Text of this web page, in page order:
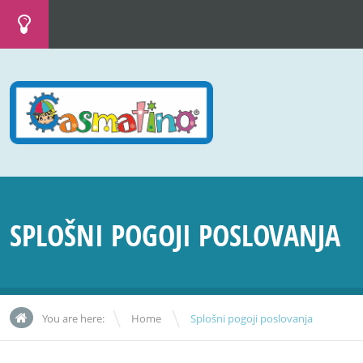
SPLOŠNI POGOJI POSLOVANJA
You are here: Home \ Splošni pogoji poslovanja